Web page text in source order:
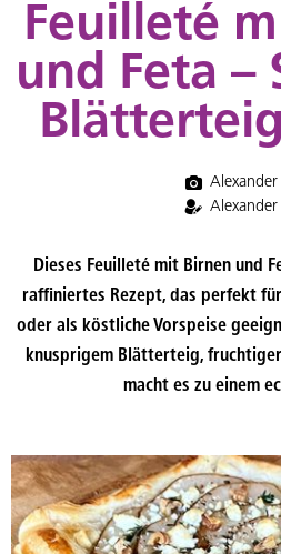
Feuilleté
und Feta –
Alexander
Alexander
Dieses Feuilleté mit Birnen und
raffiniertes Rezept, das perfekt
oder als köstliche Vorspeise
knusprigem Blätterteig,
macht es zu einem